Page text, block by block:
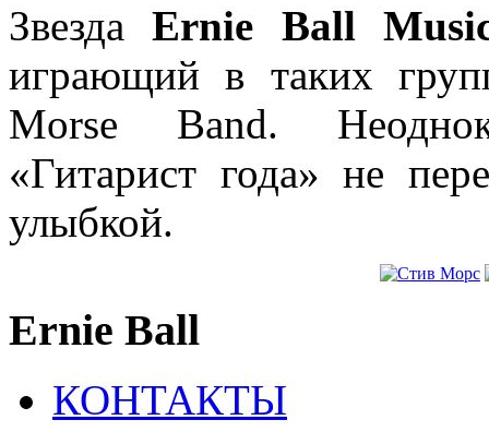
ЗвездаErnie Ball
играющий в таких
Morse Band.
«Гитарист года» не
улыбкой.
Ernie Ball
КОНТАКТЫ